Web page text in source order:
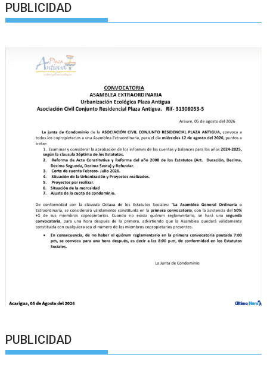
PUBLICIDAD
PUBLICIDAD